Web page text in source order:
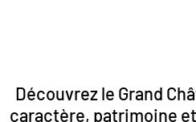
Découvrez le Grand
caractère, patrimoine